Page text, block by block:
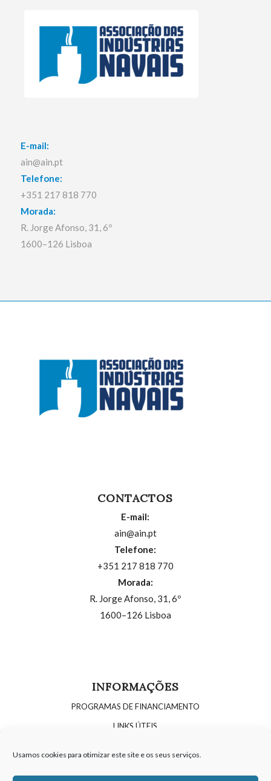
Usamos cookies para otimizar este site e os seus serviços.
E-mail:
ain@ain.pt
Telefone:
+351 217 818 770
Morada:
R. Jorge Afonso, 31, 6º
1600–126 Lisboa
CONTACTOS
E-mail:
ain@ain.pt
Telefone:
+351 217 818 770
Morada:
R. Jorge Afonso, 31, 6º
1600–126 Lisboa
INFORMAÇÕES
PROGRAMAS DE FINANCIAMENTO
LINKS ÚTEIS